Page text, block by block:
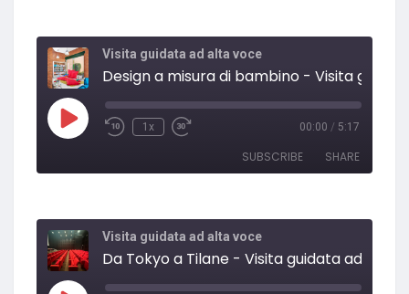
RSS FEED
LINK
EMBED
Visita guidata ad alta voce
1x 00:00 / 5:17
SUBSCRIBE SHARE
RSS FEED
LINK
EMBED
Visita guidata ad alta voce